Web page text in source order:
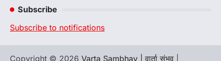
Subscribe
Subscribe to notifications
Copyright © 2026 Varta Sambhav | वार्ता संभव